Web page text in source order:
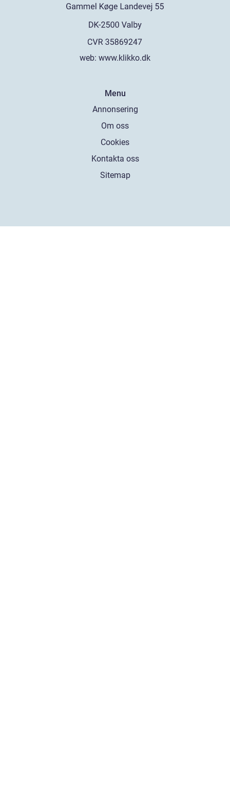
web: www.klikko.dk
Menu
Annonsering
Om oss
Cookies
Kontakta oss
Sitemap